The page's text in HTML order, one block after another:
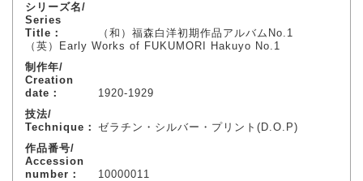
シリーズ名/
Series
Title：
（和）福森白洋初期作品アルバムNo.1
（英）Early Works of FUKUMORI Hakuyo No.1
制作年/
Creation
date：
1920-1929
技法/
Technique： ゼラチン・シルバー・プリント(D.O.P)
作品番号/
Accession
number：
10000011